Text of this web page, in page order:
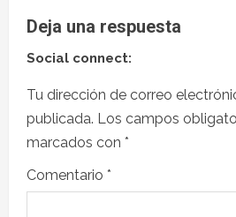
Deja una respuesta
Social connect:
Tu dirección de correo
publicada. Los campos
marcados con *
Comentario *